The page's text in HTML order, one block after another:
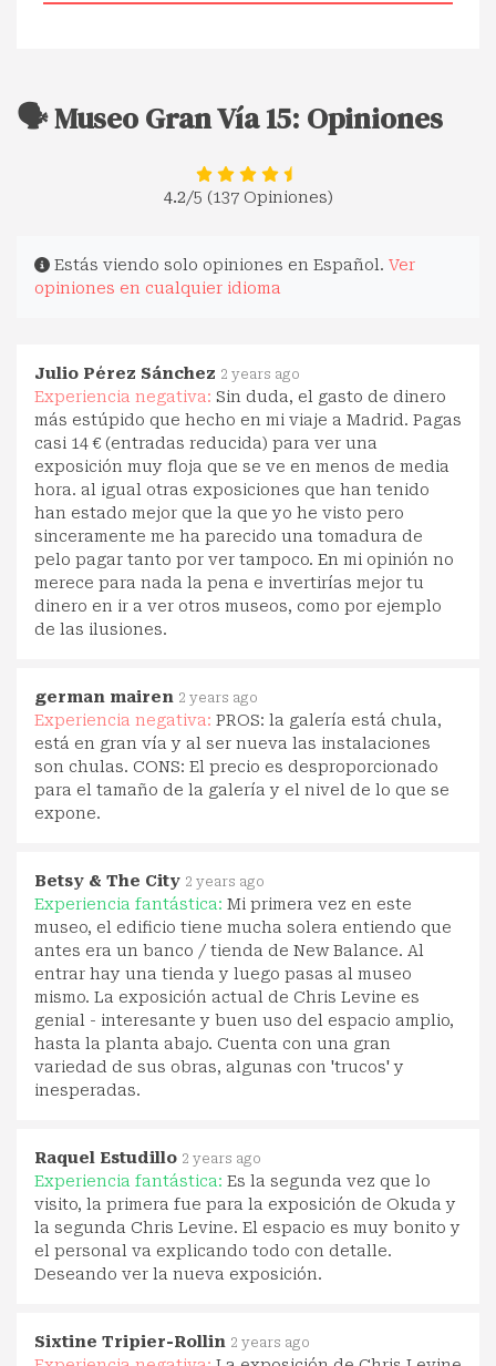
🗣️ Museo Gran Vía 15: Opiniones
4.2/5 (137 Opiniones)
Estás viendo solo opiniones en Español. Ver
opiniones en cualquier idioma
Julio Pérez Sánchez 2 years ago
Experiencia negativa: Sin duda, el gasto de dinero
más estúpido que hecho en mi viaje a Madrid. Pagas
casi 14 € (entradas reducida) para ver una
exposición muy floja que se ve en menos de media
hora. al igual otras exposiciones que han tenido
han estado mejor que la que yo he visto pero
sinceramente me ha parecido una tomadura de
pelo pagar tanto por ver tampoco. En mi opinión no
merece para nada la pena e invertirías mejor tu
dinero en ir a ver otros museos, como por ejemplo
de las ilusiones.
german mairen 2 years ago
Experiencia negativa: PROS: la galería está chula,
está en gran vía y al ser nueva las instalaciones
son chulas. CONS: El precio es desproporcionado
para el tamaño de la galería y el nivel de lo que se
expone.
Betsy & The City 2 years ago
Experiencia fantástica: Mi primera vez en este
museo, el edificio tiene mucha solera entiendo que
antes era un banco / tienda de New Balance. Al
entrar hay una tienda y luego pasas al museo
mismo. La exposición actual de Chris Levine es
genial - interesante y buen uso del espacio amplio,
hasta la planta abajo. Cuenta con una gran
variedad de sus obras, algunas con 'trucos' y
inesperadas.
Raquel Estudillo 2 years ago
Experiencia fantástica: Es la segunda vez que lo
visito, la primera fue para la exposición de Okuda y
la segunda Chris Levine. El espacio es muy bonito y
el personal va explicando todo con detalle.
Deseando ver la nueva exposición.
Sixtine Tripier-Rollin 2 years ago